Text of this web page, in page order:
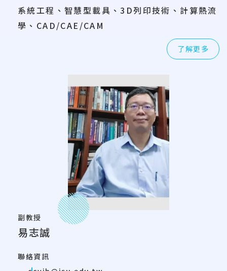
系統工程、智慧型載具、3D列印技術、計算熱流
學、CAD/CAE/CAM
了解更多
副教授
易志誠
聯絡資訊